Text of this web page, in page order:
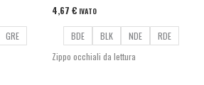
GRE
4,67 € IVATO
BDE BLK NDE
RDE
Zippo occhiali da lettura